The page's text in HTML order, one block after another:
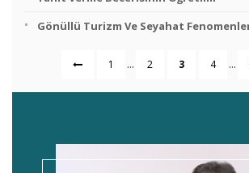
Gönüllü Turizm Ve Seyahat
1 ... 2 3 4 ...